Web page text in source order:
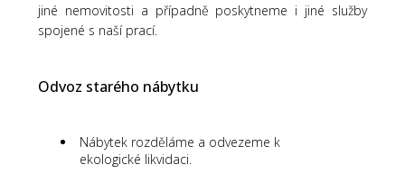
jiné nemovitosti a případně poskytneme i jiné služby
spojené s naší prací.
Odvoz starého nábytku
Nábytek rozděláme a odvezeme k
ekologické likvidaci.